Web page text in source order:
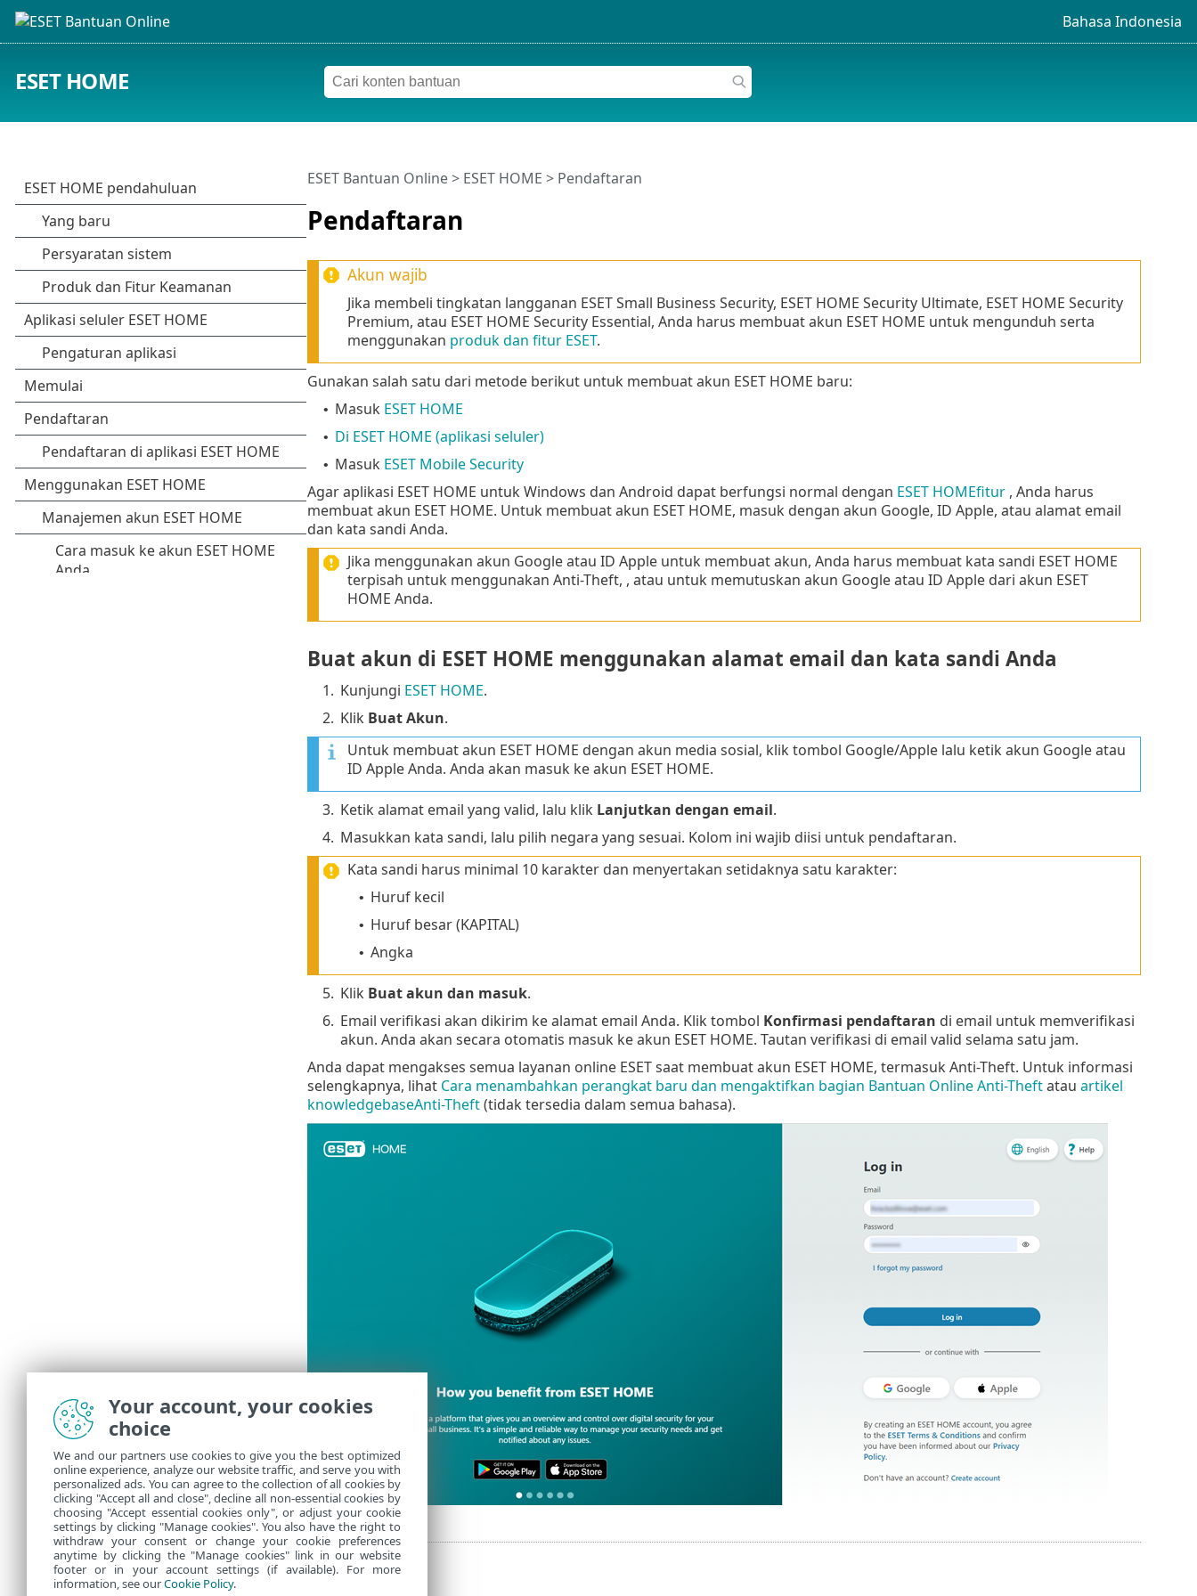
Bahasa Indonesia
ESET HOME
Pendaftaran
ESET Bantuan Online> ESET HOME > Pendaftaran
Akun wajib
Jika membeli tingkatan langganan ESET Small Business Security, ESET HOME Security Ultimate, ESET HOME Security
Premium, atau ESET HOME Security Essential, Anda harus membuat akun ESET HOME untuk mengunduh serta
menggunakan produk dan fitur ESET.
Gunakan salah satu dari metode berikut untuk membuat akun ESET HOME baru:
• Masuk ESET HOME
• Di ESET HOME (aplikasi seluler)
• Masuk ESET Mobile Security
Agar aplikasi ESET HOME untuk Windows dan Android dapat berfungsi normal dengan ESET HOMEfitur , Anda harus
membuat akun ESET HOME. Untuk membuat akun ESET HOME, masuk dengan akun Google, ID Apple, atau alamat email
dan kata sandi Anda.
Jika menggunakan akun Google atau ID Apple untuk membuat akun, Anda harus membuat kata sandi ESET HOME
terpisah untuk menggunakan Anti-Theft, , atau untuk memutuskan akun Google atau ID Apple dari akun ESET
HOME Anda.
Buat akun di ESET HOME menggunakan alamat email dan kata sandi Anda
1. Kunjungi ESET HOME.
2. Klik Buat Akun.
Untuk membuat akun ESET HOME dengan akun media sosial, klik tombol Google/Apple lalu ketik akun Google atau
ID Apple Anda. Anda akan masuk ke akun ESET HOME.
3. Ketik alamat email yang valid, lalu klik Lanjutkan dengan email.
4. Masukkan kata sandi, lalu pilih negara yang sesuai. Kolom ini wajib diisi untuk pendaftaran.
Kata sandi harus minimal 10 karakter dan menyertakan setidaknya satu karakter:
• Huruf kecil
• Huruf besar (KAPITAL)
• Angka
5. Klik Buat akun dan masuk.
6. Email verifikasi akan dikirim ke alamat email Anda. Klik tombol Konfirmasi pendaftaran di email untuk memverifikasi
akun. Anda akan secara otomatis masuk ke akun ESET HOME. Tautan verifikasi di email valid selama satu jam.
Anda dapat mengakses semua layanan online ESET saat membuat akun ESET HOME, termasuk Anti-Theft. Untuk informasi
selengkapnya, lihat Cara menambahkan perangkat baru dan mengaktifkan bagian Bantuan Online Anti-Theftatau artikel
knowledgebaseAnti-Theft(tidak tersedia dalam semua bahasa).
Your account, your cookies
choice
We and our partners use cookies to give you the best optimized
online experience, analyze our website traffic, and serve you with
personalized ads. You can agree to the collection of all cookies by
clicking "Accept all and close", decline all non-essential cookies by
choosing "Accept essential cookies only", or adjust your cookie
settings by clicking "Manage cookies". You also have the right to
withdraw your consent or change your cookie preferences
anytime by clicking the "Manage cookies" link in our website
footer or in your account settings (if available). For more
information, see ourCookie Policy.